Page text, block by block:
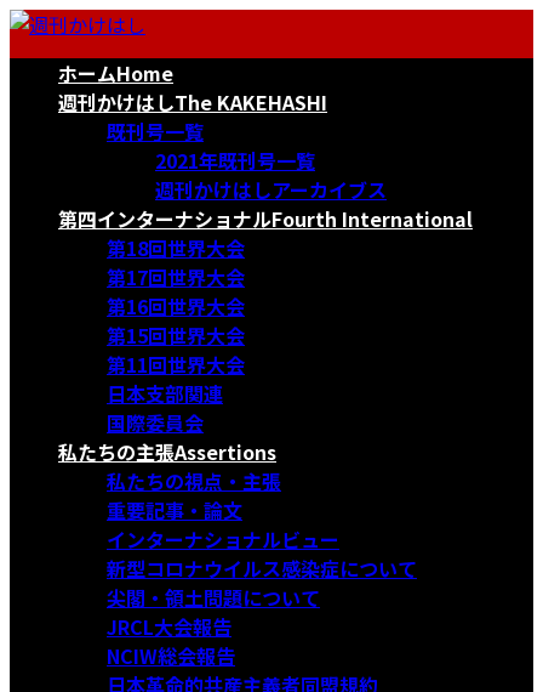
コ
ナ
ホームHome
週刊かけはしThe KAKEHASHI
既刊号一覧
2021年既刊号一覧
週刊かけはしアーカイブス
第四インターナショナルFourth International
第18回世界大会
第17回世界大会
第16回世界大会
第15回世界大会
第11回世界大会
日本支部関連
国際委員会
私たちの主張Assertions
私たちの視点・主張
重要記事・論文
インターナショナルビュー
新型コロナウイルス感染症について
尖閣・領土問題について
JRCL大会報告
NCIW総会報告
日本革命的共産主義者同盟規約